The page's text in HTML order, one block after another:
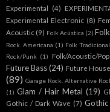
Experimental (4)
Experimental Electronic (8)
Acoustic (9) Folk Acústica (2)
Rock. Americana (1) Folk Tradicional
Rock/Punk (1) Folk/Acoustic/Pop
Future Bass (24) Future House
(89) Garage Rock. Alternative
(1) Glam / Hair Metal (19)
Gothic / Dark Wave (7)